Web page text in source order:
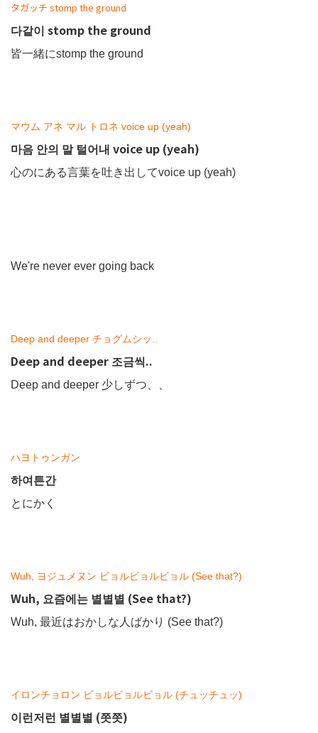
タガッチ stomp the ground
다같이 stomp the ground
皆一緒にstomp the ground
マウム アネ マル トロネ voice up (yeah)
마음 안의 말 털어내 voice up (yeah)
心のにある言葉を吐き出してvoice up (yeah)
We're never ever going back
Deep and deeper チョグムシッ..
Deep and deeper 조금씩..
Deep and deeper 少しずつ、、
ハヨトゥンガン
하여튼간
とにかく
Wuh, ヨジュメヌン ビョルビョルビョル (See that?)
Wuh, 요즘에는 별별별 (See that?)
Wuh, 最近はおかしな人ばかり (See that?)
イロンチョロン ビョルビョルビョル (チュッチュッ)
이런저런 별별별 (쯧쯧)